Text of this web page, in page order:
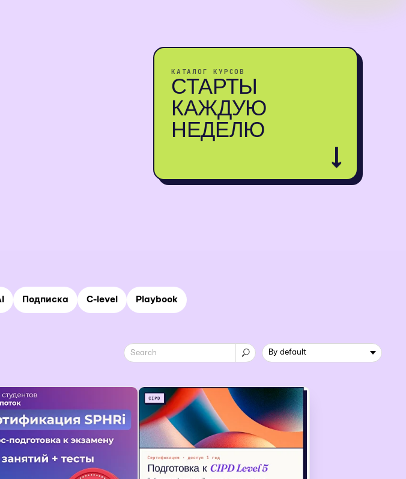
КАТАЛОГ КУРСОВ
СТАРТЫ
КАЖДУЮ
НЕДЕЛЮ
↓
Подписка C-level Playbook